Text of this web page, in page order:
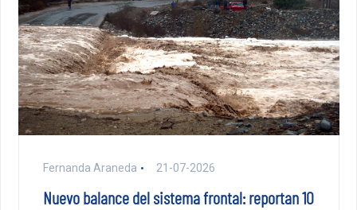
Fernanda Araneda 21-07-2026
Nuevo balance del sistema frontal: reportan 10